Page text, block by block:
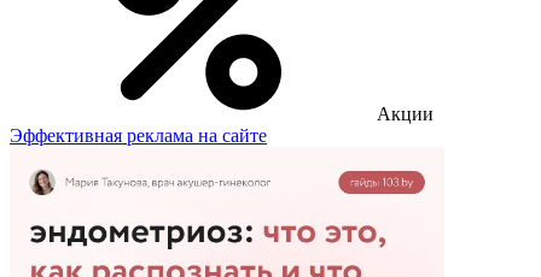
Акции
Эффективная реклама на сайте